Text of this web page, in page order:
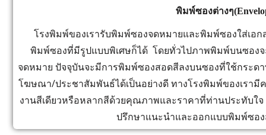
พิมพ์ซองต่างๆ
โรงพิมพ์ของเรารับพิมพ์ซองจดหมายและพิมพ์ซองใส่เอ
พิมพ์ซองที่มีรูปแบบพิเศษก็ได้ โดยทั่วไปภาพพิมพ์บนซอง
จดหมาย ปัจจุบันจะมีการพิมพ์ซองสอดสีลงบนซองที่ใช้กระด
โฆษณา/ประชาสัมพันธ์ได้เป็นอย่างดี ทางโรงพิมพ์ของเรา
งานสีเดียวหรือหลากสีด้วยคุณภาพและราคาที่ท่านประทับใ
ปรึกษาแนะนำและออกแบบพิมพ์ซอ